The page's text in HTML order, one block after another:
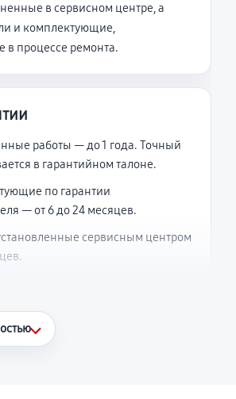
в сервисном центре, а
и комплектующие,
в процессе ремонта.
работы — до 1 года. Точный
в гарантийном талоне.
по гарантии
— от 6 до 24 месяцев.
сервисным центром
гарантийным случаем